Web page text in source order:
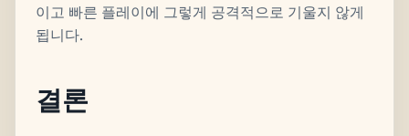
이고 빠른 플레이에 그렇게 공격적으로 기울지 않게
됩니다.
결론